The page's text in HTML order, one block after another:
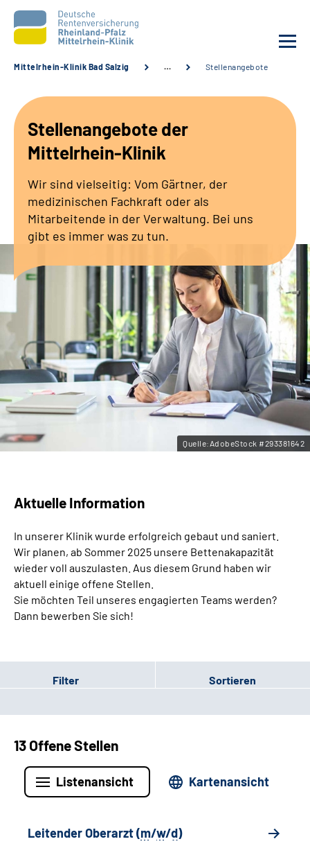
Unsere Angebote
Karriere
Zuweisende &
Leichte Sprache
Gebärdensprache
Mittelrhein-Klinik Bad Salzig … Stellenangebote
Stellenangebote der
Mittelrhein-Klinik
Wir sind vielseitig: Vom Gärtner, der
medizinischen Fachkraft oder als
Mitarbeitende in der Verwaltung. Bei uns
gibt es immer was zu tun.
Quelle:AdobeStock #293381642
Aktuelle Information
In unserer Klinik wurde erfolgreich gebaut und saniert.
Wir planen, ab Sommer 2025 unsere Bettenakapazität
wieder voll auszulasten. Aus diesem Grund haben wir
aktuell einige offene Stellen.
Sie möchten Teil unseres engagierten Teams werden?
Dann bewerben Sie sich!
Filter Sortieren
13 Offene Stellen
Listenansicht Kartenansicht
Leitender Oberarzt (m/w/d)